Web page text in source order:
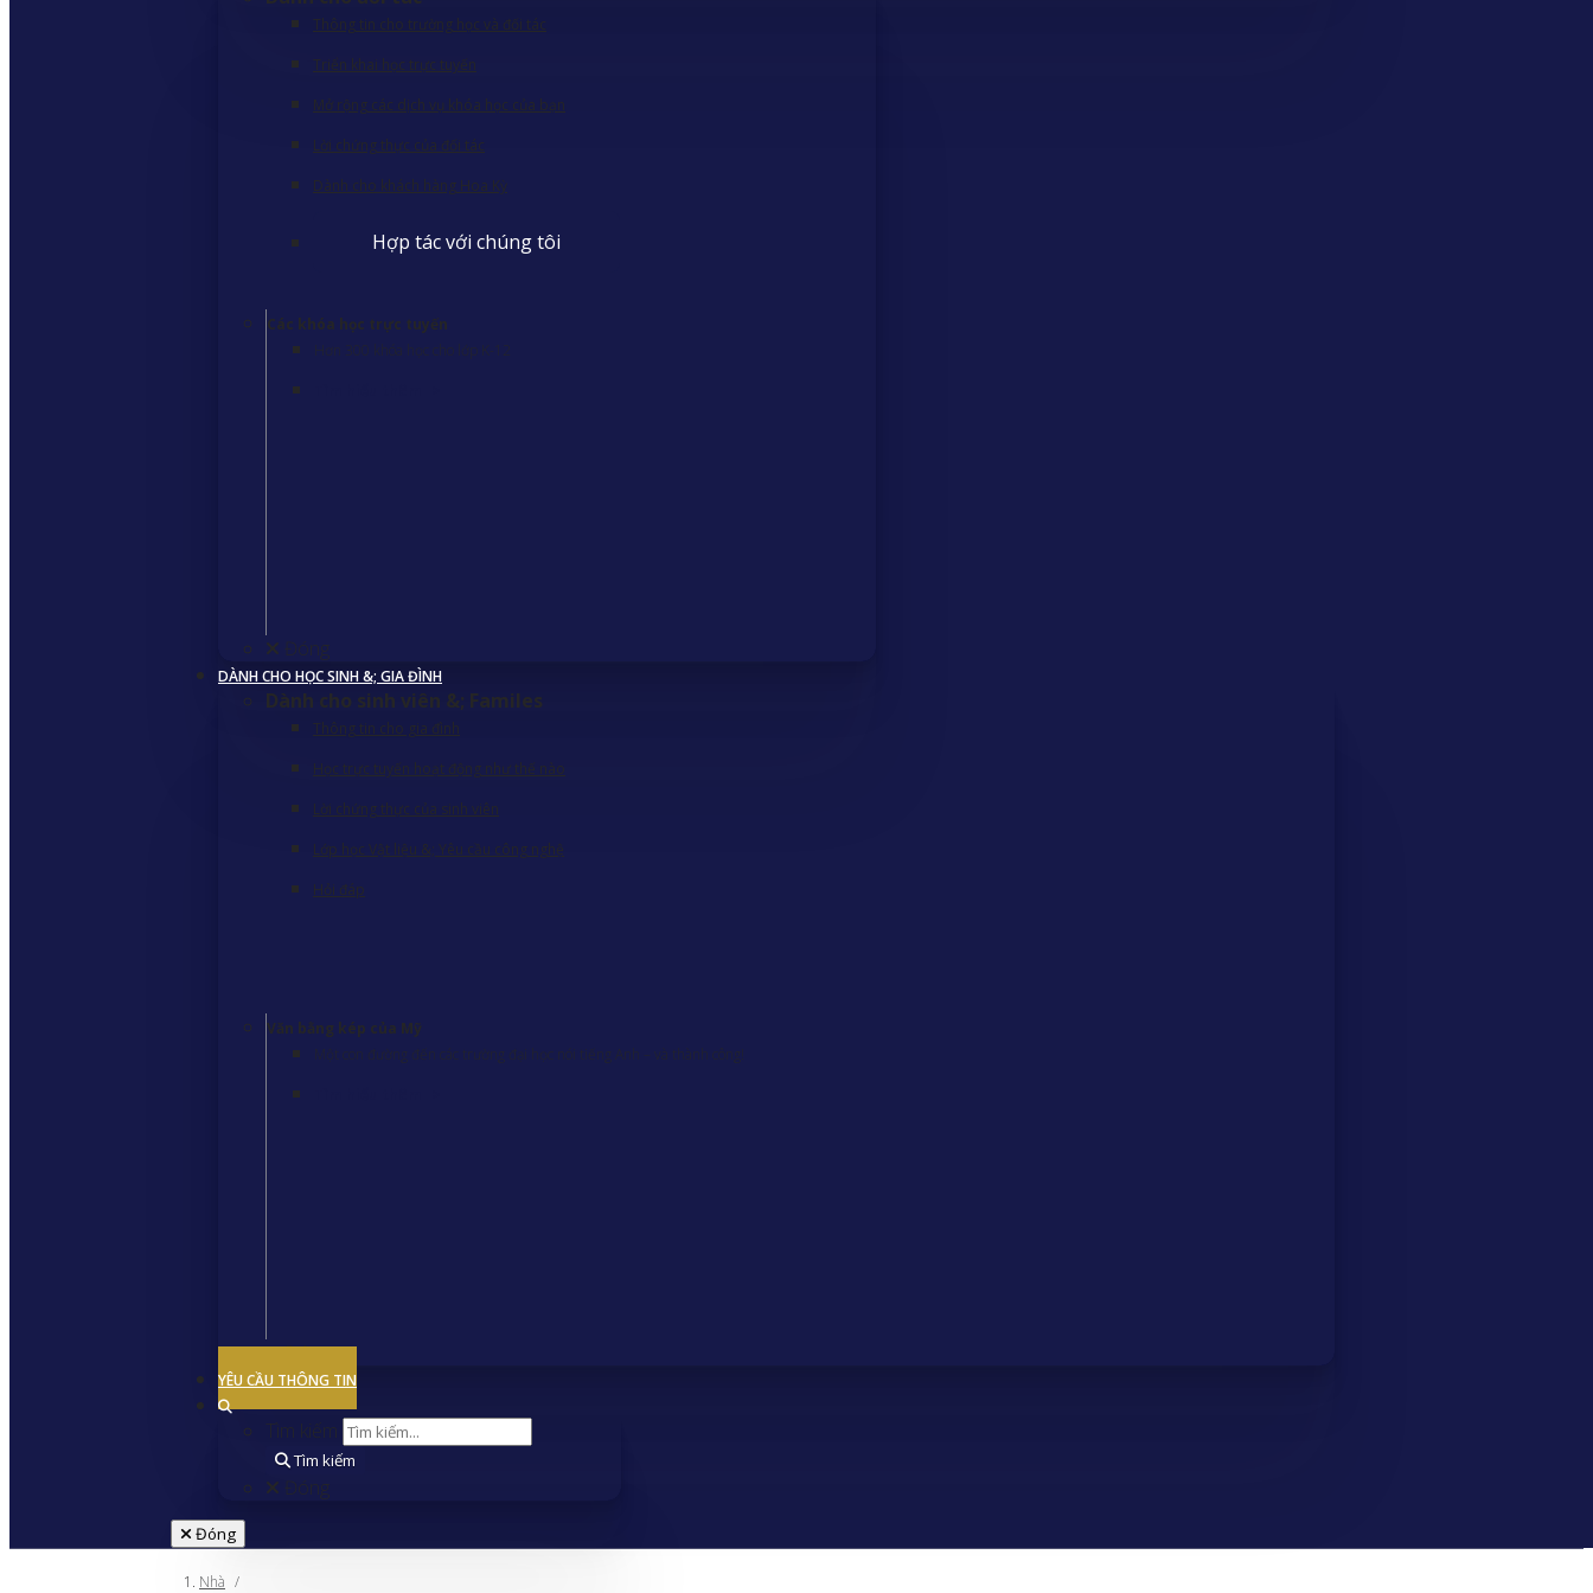
Thông tin cho trường học và đối tác
Triển khai học trực tuyến
Mở rộng các dịch vụ khóa học của bạn
Lời chứng thực của đối tác
Dành cho khách hàng Hoa Kỳ
Hợp tác với chúng tôi
Các khóa học trực tuyến
Hơn 300 khóa học cho lớp K-12
Đóng
DÀNH CHO HỌC SINH &; GIA ĐÌNH
Dành cho sinh viên &; Familes
Thông tin cho gia đình
Học trực tuyến hoạt động như thế nào
Lời chứng thực của sinh viên
Lớp học Vật liệu &; Yêu cầu công nghệ
Hỏi đáp
Văn bằng kép của Mỹ
Một con đường đến các trường đại học nói tiếng Anh – và thành công!
Đóng
YÊU CẦU THÔNG TIN
Tìm kiếm
Tìm kiếm
Đóng
Đóng
Nhà /